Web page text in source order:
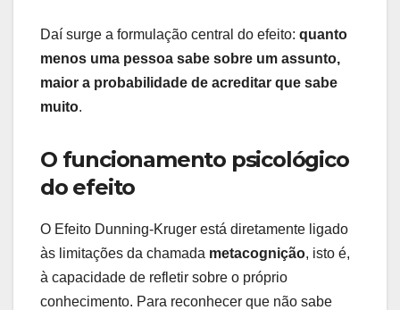
Daí surge a formulação central do efeito: quanto
menos uma pessoa sabe sobre um assunto,
maior a probabilidade de acreditar que sabe
muito.
O funcionamento psicológico
do efeito
O Efeito Dunning-Kruger está diretamente ligado
às limitações da chamada metacognição, isto é,
à capacidade de refletir sobre o próprio
conhecimento. Para reconhecer que não sabe